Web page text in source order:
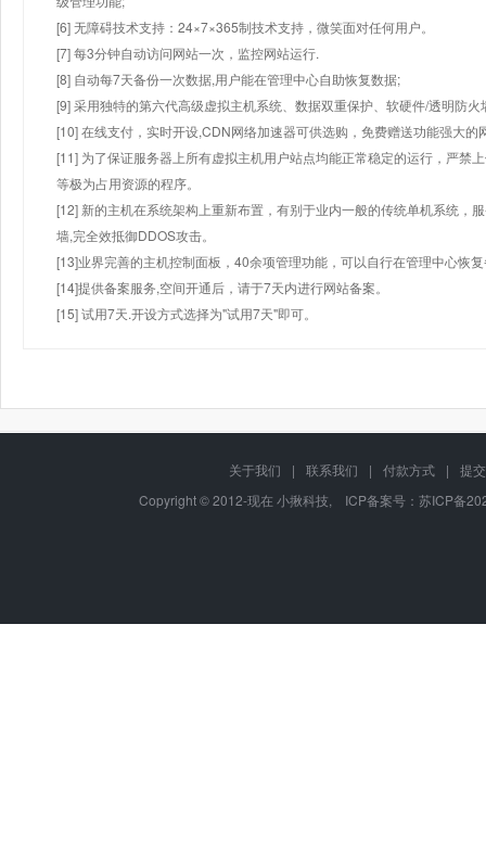
[6] 无障碍技术支持：24×7×365制技术支持，微笑面对任何用户。
[7] 每3分钟自动访问网站一次，监控网站运行.
[8] 自动每7天备份一次数据,用户能在管理中心自助恢复数据;
[9] 采用独特的第六代高级虚拟主机系统、数据双重保护、软硬件/透明防火
[10] 在线支付，实时开设,CDN网络加速器可供选购，免费赠送功能强大
[11] 为了保证服务器上所有虚拟主机用户站点均能正常稳定的运行，严禁
等极为占用资源的程序。
[12] 新的主机在系统架构上重新布置，有别于业内一般的传统单机系统，
墙,完全效抵御DDOS攻击。
[13]业界完善的主机控制面板，40余项管理功能，可以自行在管理中心恢
[14]提供备案服务,空间开通后，请于7天内进行网站备案。
[15] 试用7天.开设方式选择为"试用7天"即可。
关于我们 | 联系我们 | 付款方式 |
提
Copyright © 2012-现在 小揪科技, ICP备案号： 苏ICP备